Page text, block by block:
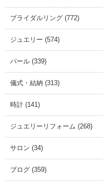
ブライダルリング (772)
ジュエリー (574)
パール (339)
儀式・結納 (313)
時計 (141)
ジュエリーリフォーム (268)
サロン (34)
ブログ (359)